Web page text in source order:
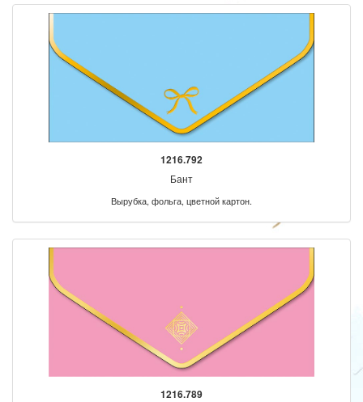
1216.792
Бант
Вырубка, фольга, цветной картон.
1216.789